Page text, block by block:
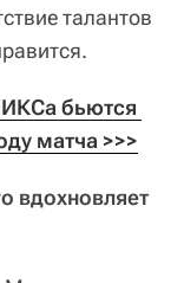
талантов
бьются
матча >>>
вдохновляет